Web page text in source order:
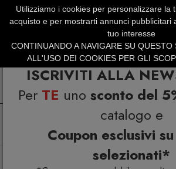
ISCRIVITI ALLA
Per TE uno sconto del
catalogo e
Coupon esclusivi
selezionati*
SERVIZIO CLIENTI
SUMMER SALES | Fino al
Arredo interno
Utilizziamo i cookies per personalizzare la
acquisto e per mostrarti annunci pubblicitari
tuo interesse
CONTINUANDO A NAVIGARE SU QUESTO
ALL'USO DEI COOKIES PER GLI